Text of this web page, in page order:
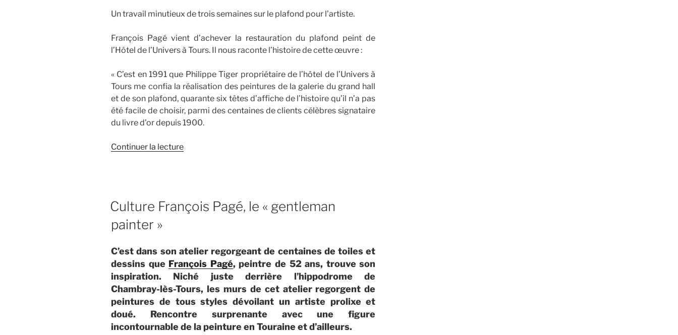
Gonzague
Bris »
Un travail minutieux de trois semaines sur le plafond pour l’artiste.
François Pagé vient d’achever la restauration du plafond peint de
l’Hôtel de l’Univers à Tours. Il nous raconte l’histoire de cette œuvre :
« C’est en 1991 que Philippe Tiger propriétaire de l’hôtel de l’Univers à
Tours me confia la réalisation des peintures de la galerie du grand hall
et de son plafond, quarante six têtes d’affiche de l’histoire qu’il n’a pas
été facile de choisir, parmi des centaines de clients célèbres signataire
du livre d’or depuis 1900.
Continuer la lecturede
restauration
l’Univers
à
Tours »
Culture François Pagé, le « gentleman
painter »
C’est dans son atelier regorgeant de centaines de toiles et
dessins que François Pagé, peintre de 52 ans, trouve son
inspiration. Niché juste derrière l’hippodrome de
Chambray-lès-Tours, les murs de cet atelier regorgent de
peintures de tous styles dévoilant un artiste prolixe et
doué. Rencontre surprenante avec une figure
incontournable de la peinture en Touraine et d’ailleurs.